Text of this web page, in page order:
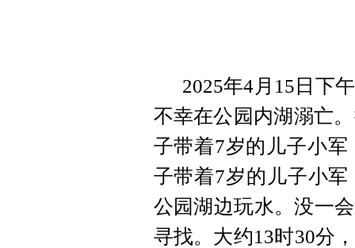
2025年4月15日下
不幸在公园内湖溺亡
子带着7岁的儿子小
子带着7岁的儿子小
公园湖边玩水。没一
寻找。大约13时30分